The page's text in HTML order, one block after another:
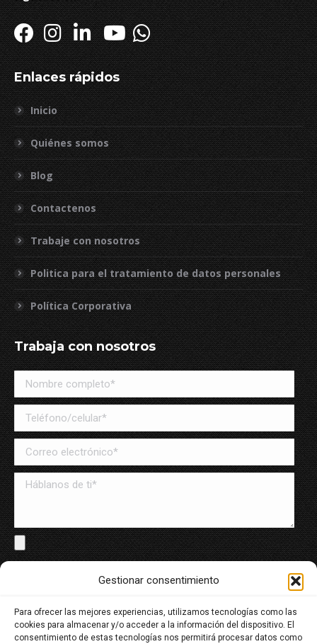
Gestionar consentimiento
Para ofrecer las mejores experiencias, utilizamos tecnologías como las
cookies para almacenar y/o acceder a la información del dispositivo. El
consentimiento de estas tecnologías nos permitirá procesar datos como
Enlaces rápidos
Inicio
Quiénes somos
Blog
Contactenos
Trabaje con nosotros
Politica para el tratamiento de datos personales
Política Corporativa
Trabaja con nosotros
He leído y acepto la política de tratamiento de datos
personales